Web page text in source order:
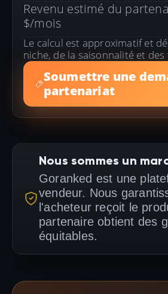
Revenu estimé du
$/mois
Le calcul est approximatif et
niche, de la saisonnalité et des
Soumettre une
partenariat
Nous sommes un
Goranked est une
vendeur. Nous
l'acheteur reçoit le
partenaire obtient des
équitables.